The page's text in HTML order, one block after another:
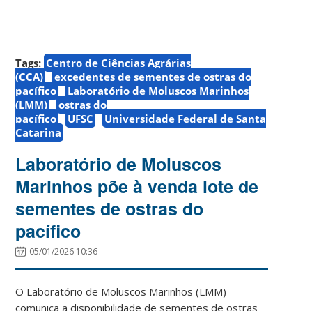
Tags: Centro de Ciências Agrárias
(CCA)
excedentes de sementes de ostras do
pacífico
Laboratório de Moluscos Marinhos
(LMM)
ostras do
pacífico
UFSC
Universidade Federal de Santa
Catarina
Laboratório de Moluscos
Marinhos põe à venda lote de
sementes de ostras do
pacífico
05/01/2026 10:36
O Laboratório de Moluscos Marinhos (LMM)
comunica a disponibilidade de sementes de ostras